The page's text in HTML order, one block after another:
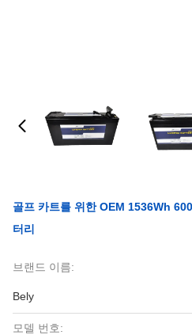
골프 카트를 위한 OEM 1536Wh
터리
브랜드 이름:
Bely
모델 번호: